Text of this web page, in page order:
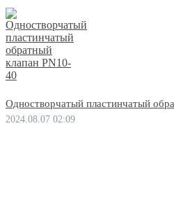
Одностворчатый пластинчатый
2024.08.07 02:09